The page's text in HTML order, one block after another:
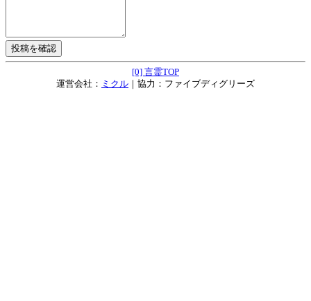
[0] 言霊TOP
運営会社： ミクル ｜協力：ファイブディグリーズ